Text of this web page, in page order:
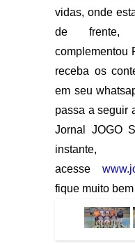
vidas, onde
de frente,
receba os
em seu
passa a seguir
Jornal JOGO
instante,
acesse
fique muito